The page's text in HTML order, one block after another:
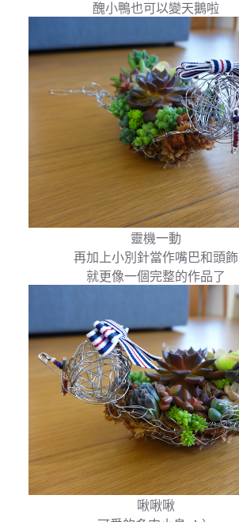
醜小鴨也可以變天鵝啦
靈機一動
再加上小別針當作嘴巴和頭飾
就更像一個完整的作品了
啾啾啾